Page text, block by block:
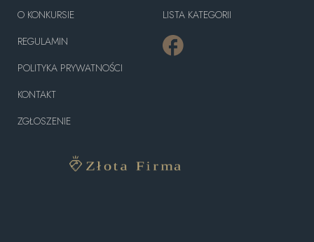
O KONKURSIE
REGULAMIN
POLITYKA PRYWATNOŚCI
KONTAKT
ZGŁOSZENIE
LISTA KATEGORII